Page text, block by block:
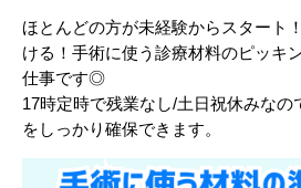
ほとんどの方が未経験からスタート
ける！手術に使う診療材料のピッキ
仕事です◎
17時定時で残業なし/土日祝休みなの
をしっかり確保できます。